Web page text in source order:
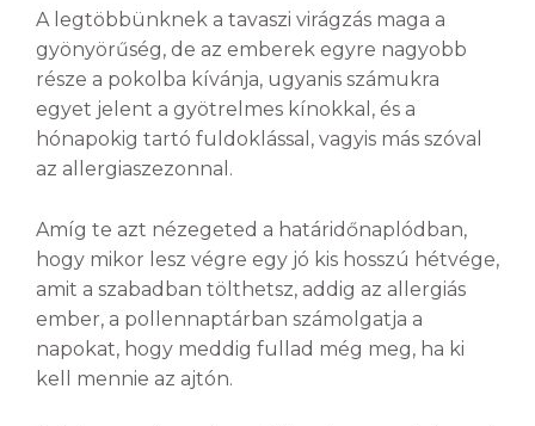
A legtöbbünknek a tavaszi virágzás maga a
gyönyörűség, de az emberek egyre nagyobb
része a pokolba kívánja, ugyanis számukra
egyet jelent a gyötrelmes kínokkal, és a
hónapokig tartó fuldoklással, vagyis más szóval
az allergiaszezonnal.
Amíg te azt nézegeted a határidőnaplódban,
hogy mikor lesz végre egy jó kis hosszú hétvége,
amit a szabadban tölthetsz, addig az allergiás
ember, a pollennaptárban számolgatja a
napokat, hogy meddig fullad még meg, ha ki
kell mennie az ajtón.